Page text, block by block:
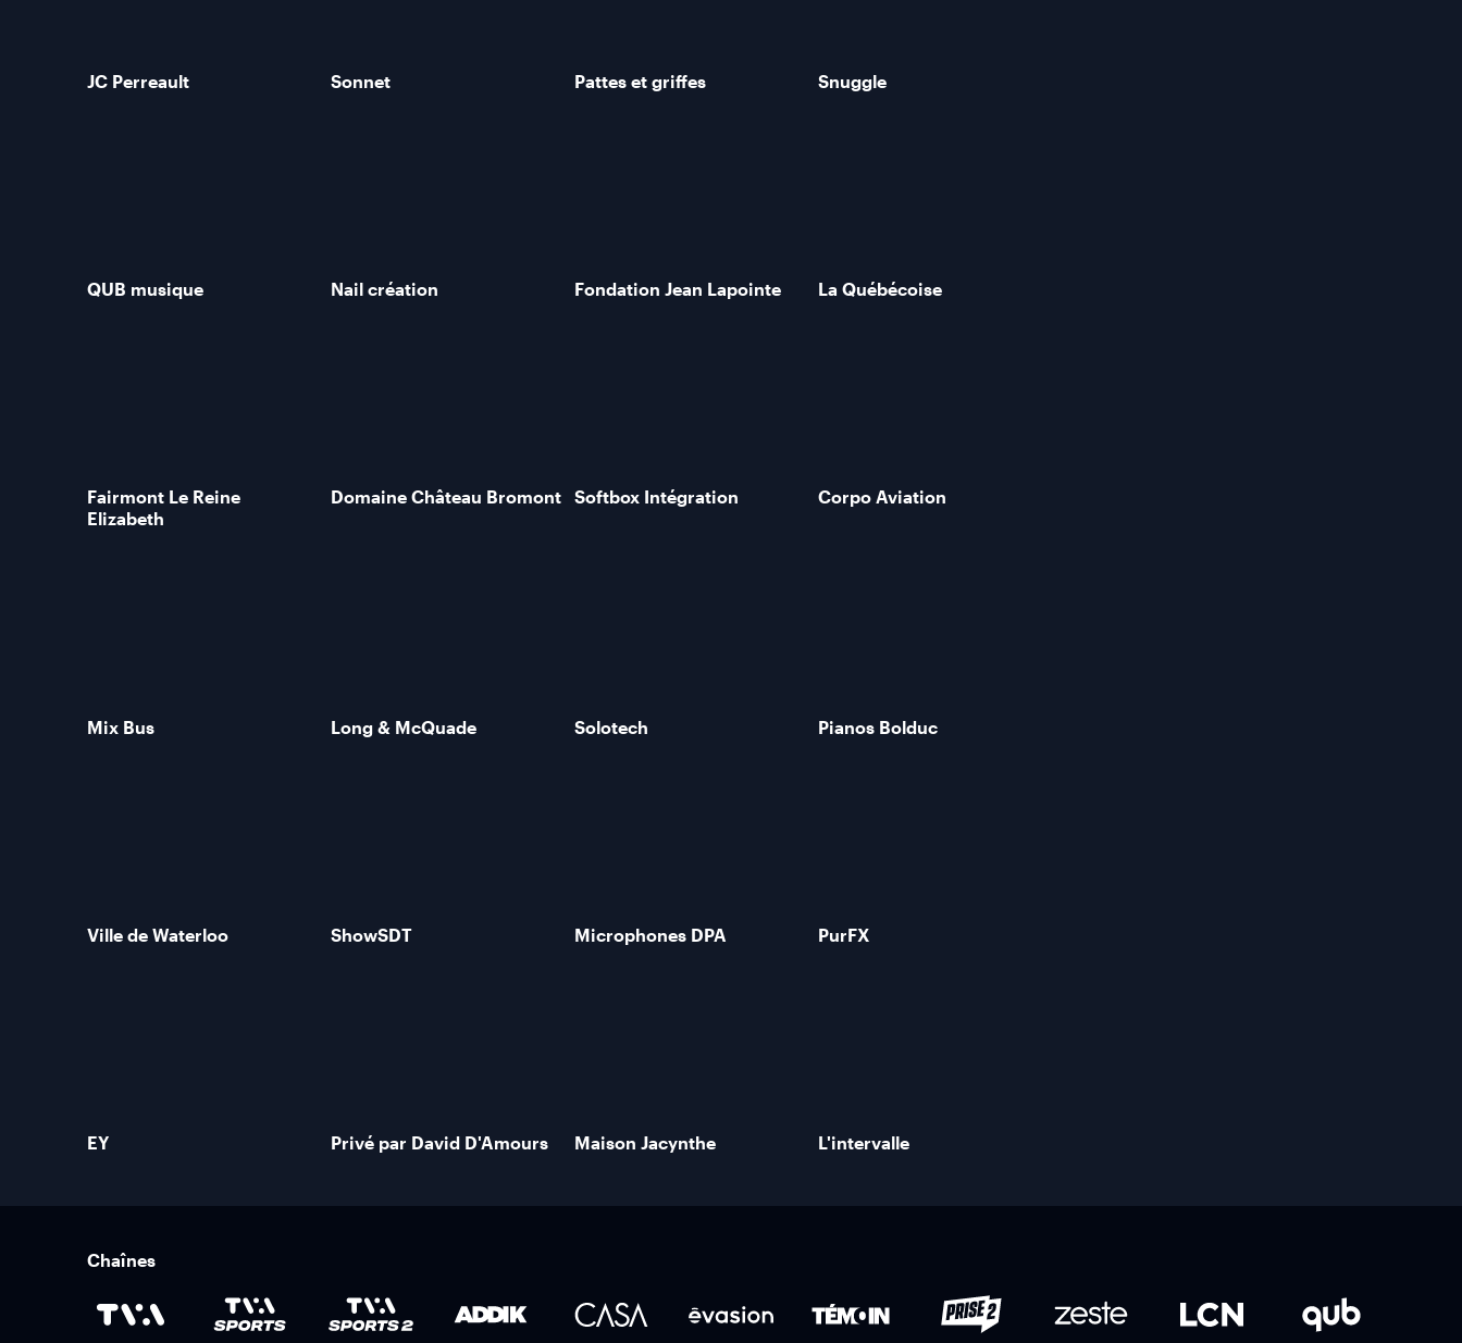
JC Perreault Sonnet Pattes et griffes Snuggle
QUB musique Nail création Fondation Jean Lapointe La Québécoise
Fairmont Le Reine
Elizabeth
Domaine Château Bromont Softbox Intégration Corpo Aviation
Mix Bus Long & McQuade Solotech Pianos Bolduc
Ville de Waterloo ShowSDT Microphones DPA PurFX
EY Privé par David D'Amours Maison Jacynthe L'intervalle
Chaînes